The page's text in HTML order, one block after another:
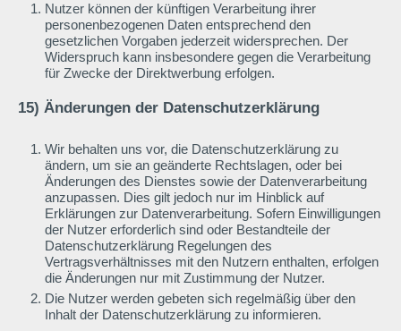
Nutzer können der künftigen Verarbeitung ihrer
personenbezogenen Daten entsprechend den
gesetzlichen Vorgaben jederzeit widersprechen. Der
Widerspruch kann insbesondere gegen die Verarbeitung
für Zwecke der Direktwerbung erfolgen.
15) Änderungen der Datenschutzerklärung
Wir behalten uns vor, die Datenschutzerklärung zu
ändern, um sie an geänderte Rechtslagen, oder bei
Änderungen des Dienstes sowie der Datenverarbeitung
anzupassen. Dies gilt jedoch nur im Hinblick auf
Erklärungen zur Datenverarbeitung. Sofern Einwilligungen
der Nutzer erforderlich sind oder Bestandteile der
Datenschutzerklärung Regelungen des
Vertragsverhältnisses mit den Nutzern enthalten, erfolgen
die Änderungen nur mit Zustimmung der Nutzer.
Die Nutzer werden gebeten sich regelmäßig über den
Inhalt der Datenschutzerklärung zu informieren.